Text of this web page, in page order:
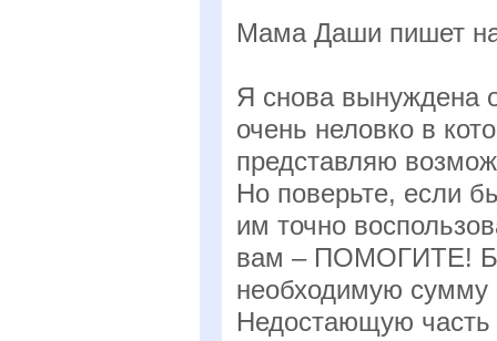
Мама Даши пишет
Я снова вынуждена
очень неловко в
представляю
Но поверьте, если
им точно
вам – ПОМОГИТЕ!
необходимую
Недостающую часть